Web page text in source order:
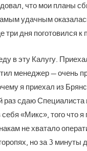
что мои планы
удачным
три дня поготовился
в эту Калугу.
менеджер — очень
я приехал из
раз сдаю
«Микс», того что
не хватало
но за 3 минуты